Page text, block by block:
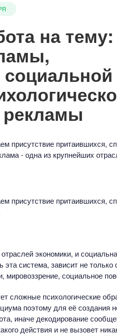
на тему:
рекламы
присутствие притаившихся,
- одна из крупнейших
присутствие притаившихся,
экономики, и
эта система, зависит не
мировоззрение, социальное
сложные психологические
поэтому для её
иначе декодирование
действия и не вызовет